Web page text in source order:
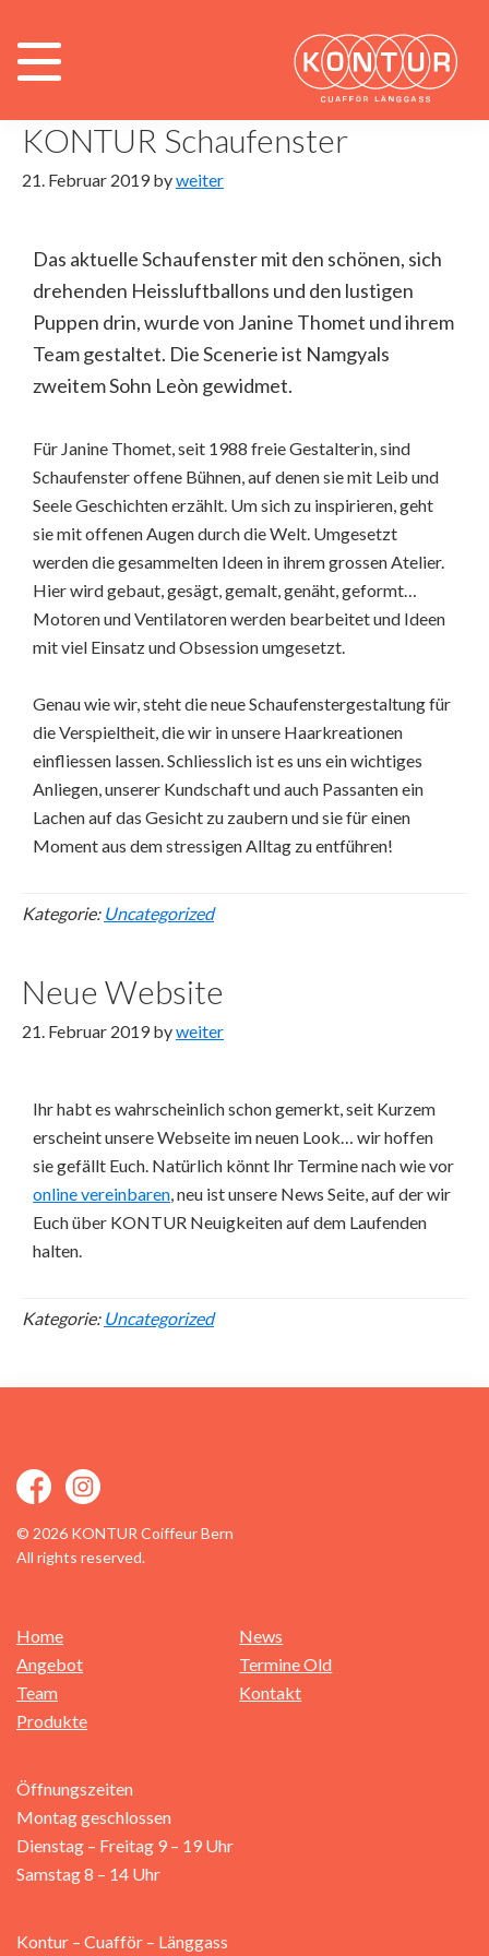
Hauptnavigation
springen
Inhalt
springenUncategorized
KONTUR Schaufenster
21. Februar 2019byweiter
Das aktuelle Schaufenster mit den schönen, sich
drehenden Heissluftballons und den lustigen
Puppen drin, wurde von Janine Thomet und ihrem
Team gestaltet. Die Scenerie ist Namgyals
zweitem Sohn Leòn gewidmet.
Für Janine Thomet, seit 1988 freie Gestalterin, sind
Schaufenster offene Bühnen, auf denen sie mit Leib und
Seele Geschichten erzählt. Um sich zu inspirieren, geht
sie mit offenen Augen durch die Welt. Umgesetzt
werden die gesammelten Ideen in ihrem grossen Atelier.
Hier wird gebaut, gesägt, gemalt, genäht, geformt…
Motoren und Ventilatoren werden bearbeitet und Ideen
mit viel Einsatz und Obsession umgesetzt.
Genau wie wir, steht die neue Schaufenstergestaltung für
die Verspieltheit, die wir in unsere Haarkreationen
einfliessen lassen. Schliesslich ist es uns ein wichtiges
Anliegen, unserer Kundschaft und auch Passanten ein
Lachen auf das Gesicht zu zaubern und sie für einen
Moment aus dem stressigen Alltag zu entführen!
Kategorie: Uncategorized
Neue Website
21. Februar 2019byweiter
Ihr habt es wahrscheinlich schon gemerkt, seit Kurzem
erscheint unsere Webseite im neuen Look… wir hoffen
sie gefällt Euch. Natürlich könnt Ihr Termine nach wie vor
online vereinbaren, neu ist unsere News Seite, auf der wir
Euch über KONTUR Neuigkeiten auf dem Laufenden
halten.
Kategorie: Uncategorized
© 2026 KONTUR Coiffeur Bern
All rights reserved.
Home
Angebot
Team
Produkte
News
Termine Old
Kontakt
Öffnungszeiten
Montag geschlossen
Dienstag – Freitag 9 – 19 Uhr
Samstag 8 – 14 Uhr
Kontur – Cuafför – Länggass